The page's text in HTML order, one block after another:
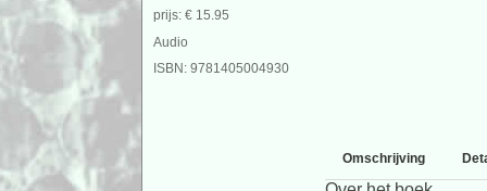
prijs: € 15.95
Audio
ISBN: 9781405004930
Omschrijving